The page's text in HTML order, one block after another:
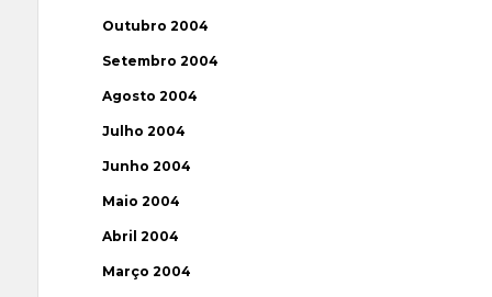
Outubro 2004
Setembro 2004
Agosto 2004
Julho 2004
Junho 2004
Maio 2004
Abril 2004
Março 2004